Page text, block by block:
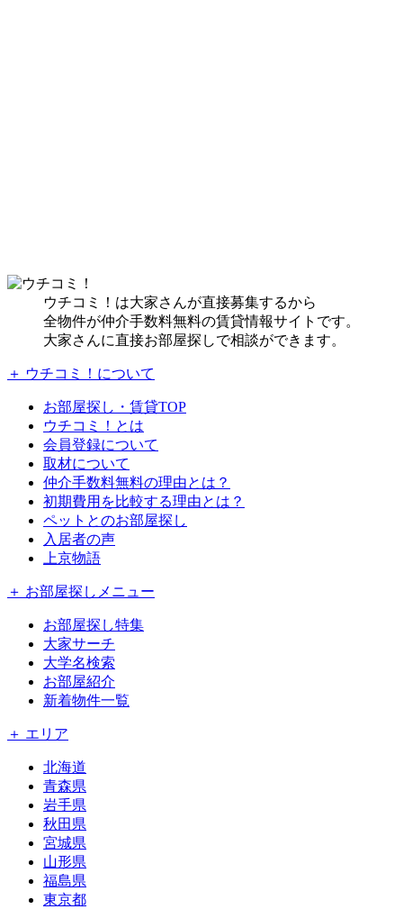
ウチコミ！は大家さんが直接募集するから
全物件が仲介手数料無料の賃貸情報サイトです。
大家さんに直接お部屋探しで相談ができます。
＋ ウチコミ！について
お部屋探し・賃貸TOP
ウチコミ！とは
会員登録について
取材について
仲介手数料無料の理由とは？
初期費用を比較する理由とは？
ペットとのお部屋探し
入居者の声
上京物語
＋ お部屋探しメニュー
お部屋探し特集
大家サーチ
大学名検索
お部屋紹介
新着物件一覧
＋ エリア
北海道
青森県
岩手県
秋田県
宮城県
山形県
福島県
東京都